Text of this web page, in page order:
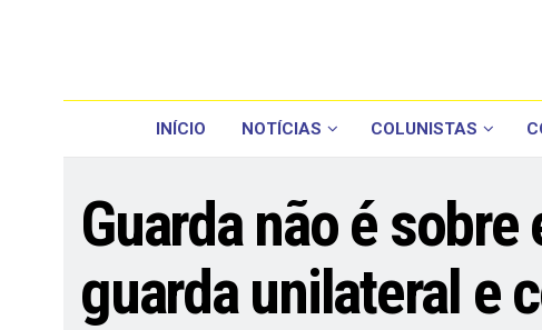
INÍCIO NOTÍCIAS COLUNISTAS
Guarda não é
guarda unilateral e